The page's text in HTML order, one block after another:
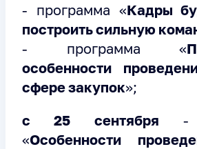
- программа «Кадры
построить сильную
- программа «
особенности
сфере закупок»;
с 25 сентября -
«Особенности